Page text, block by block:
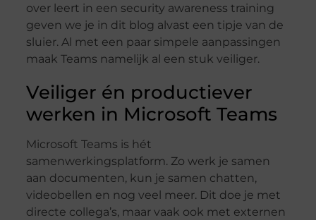
over leert in een security awareness training
geven we je in dit blog alvast een tipje van de
sluier. Al met een paar simpele aanpassingen
maak Teams namelijk al een stuk veiliger.
Veiliger én productiever
werken in Microsoft Teams
Microsoft Teams is hét
samenwerkingsplatform. Zo werk je samen
aan documenten, kun je samen chatten,
videobellen en nog veel meer. Dit doe je met
directe collega’s, maar vaak ook met externen